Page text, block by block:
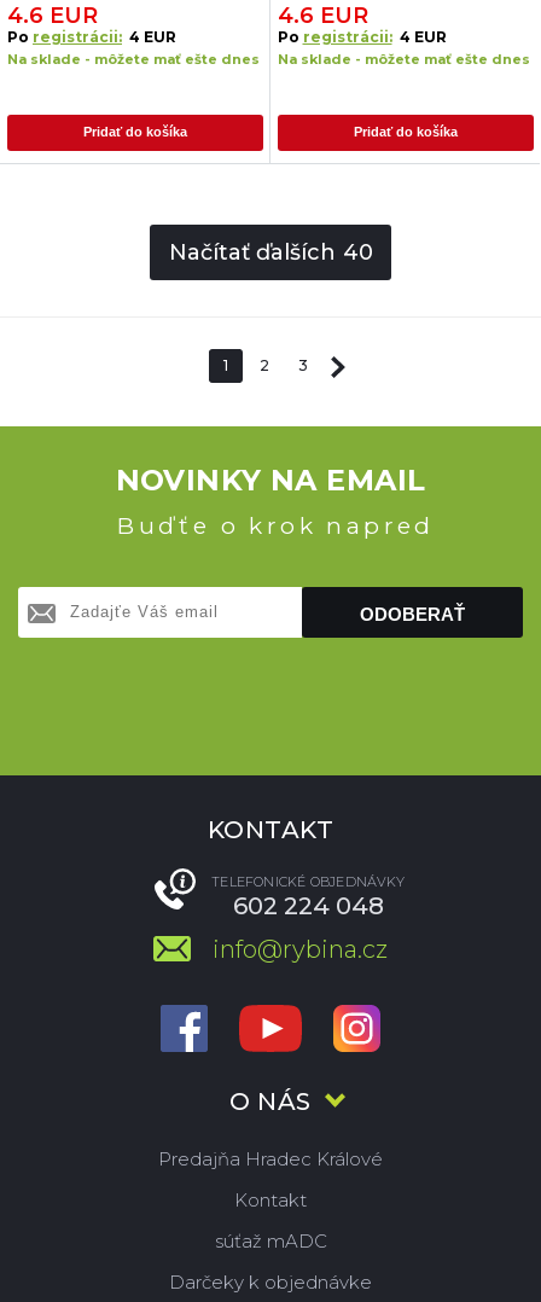
4.6 EUR
Po registrácii: 4 EUR
Na sklade - môžete mať ešte dnes
Pridať do košíka
4.6 EUR
Po registrácii: 4 EUR
Na sklade - môžete mať ešte dnes
Pridať do košíka
Načítať ďalších 40
1 2 3
NOVINKY NA EMAIL
Buďťe o krok napred
ODOBERAŤ
O NÁS
Predajňa Hradec Králové
Kontakt
súťaž mADC
Darčeky k objednávke
KONTAKT
TELEFONICKÉ OBJEDNÁVKY
602 224 048
info@rybina.cz